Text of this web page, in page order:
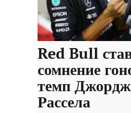
Red Bull
сомнение
темп
Рассела